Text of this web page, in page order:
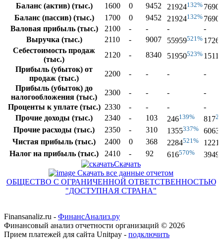
Баланс (актив) (тыс.) 1600 0 9452 21924132%
Баланс (пассив) (тыс.)
1700 0 9452 21924132%
Валовая прибыль (тыс.)
2100 - - -
-
Выручка (тыс.)
2110 - 9007 55959521%
Себестоимость продаж
(тыс.)
2120 - 8340 51950523%
Прибыль (убыток) от
продаж (тыс.)
2200 - - -
-
Прибыль (убыток) до
налогообложения (тыс.)
2300 - - -
-
Проценты к уплате (тыс.) 2330 - - -
-
Прочие доходы (тыс.)
2340 - 103 246139% 817
Прочие расходы (тыс.) 2350 - 310 1355337% 6063
Чистая прибыль (тыс.) 2400 0 368 2284521%
Налог на прибыль (тыс.)
2410 - 92 616570% 3949
Скачать
Скачать все данные отчетом
ОБЩЕСТВО С ОГРАНИЧЕННОЙ ОТВЕТСТВЕННОСТЬЮ
"ДОСТУПНАЯ СТРАНА"
Finansanaliz.ru - ФинанcАнализ.ру
Финансовый анализ отчетности организаций © 2026
Прием платежей для сайта Unitpay - подключить